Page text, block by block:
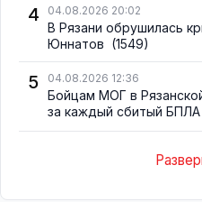
4 04.08.2026 20:02
В Рязани обрушилась
Юннатов (1549)
5 04.08.2026 12:36
Бойцам МОГ в
за каждый сбитый БПЛА